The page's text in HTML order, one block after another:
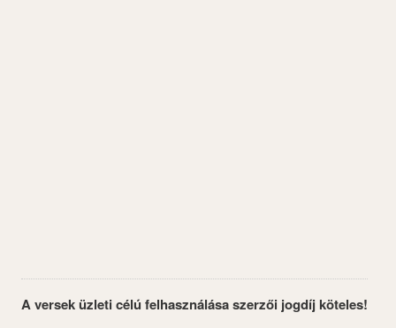
A versek üzleti célú felhasználása szerzői jogdíj köteles!